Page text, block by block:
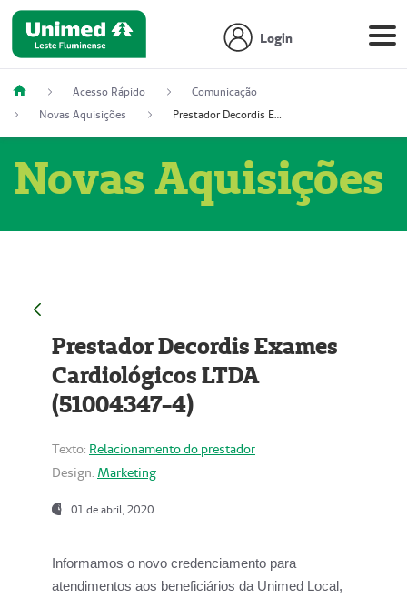
Login
Acesso Rápido
Comunicação
Novas Aquisições
Prestador Decordis Exames Cardiológicos LTDA (51004347-4)
Novas Aquisições
Prestador Decordis Exames
Cardiológicos LTDA
(51004347-4)
Texto: Relacionamento do prestador
Design: Marketing
01 de abril, 2020
Informamos o novo credenciamento para
atendimentos aos beneficiários da Unimed Local,